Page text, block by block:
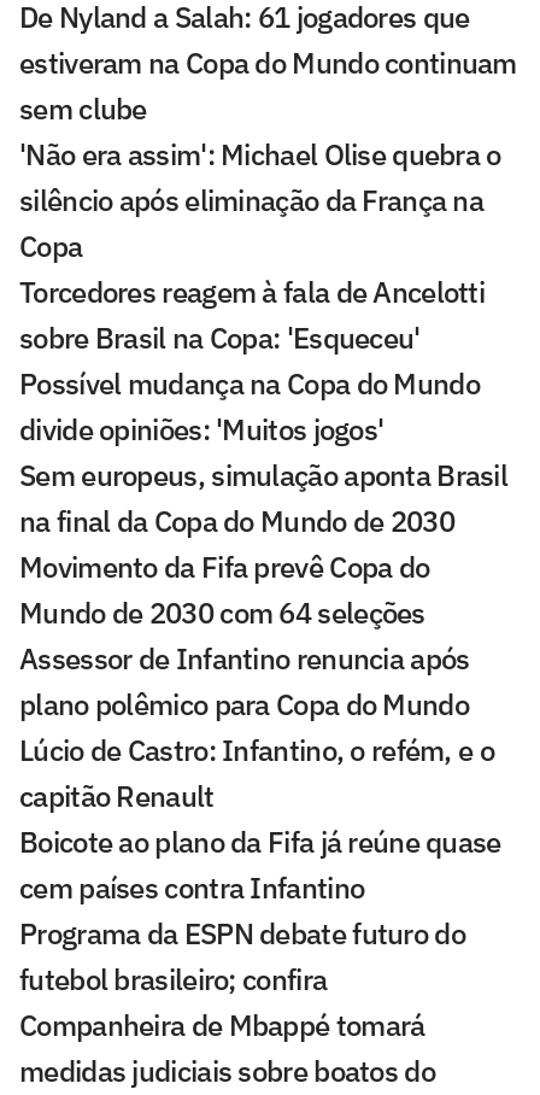
De Nyland a Salah: 61 jogadores que
estiveram na Copa do Mundo continuam
sem clube
'Não era assim': Michael Olise quebra o
silêncio após eliminação da França na
Copa
Torcedores reagem à fala de Ancelotti
sobre Brasil na Copa: 'Esqueceu'
Possível mudança na Copa do Mundo
divide opiniões: 'Muitos jogos'
Sem europeus, simulação aponta Brasil
na final da Copa do Mundo de 2030
Movimento da Fifa prevê Copa do
Mundo de 2030 com 64 seleções
Assessor de Infantino renuncia após
plano polêmico para Copa do Mundo
Lúcio de Castro: Infantino, o refém, e o
capitão Renault
Boicote ao plano da Fifa já reúne quase
cem países contra Infantino
Programa da ESPN debate futuro do
futebol brasileiro; confira
Companheira de Mbappé tomará
medidas judiciais sobre boatos do